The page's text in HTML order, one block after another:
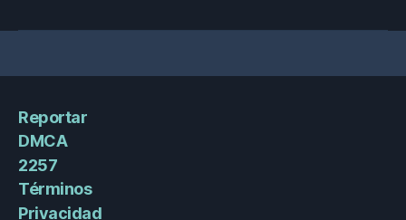
Reportar
DMCA
2257
Términos
Privacidad